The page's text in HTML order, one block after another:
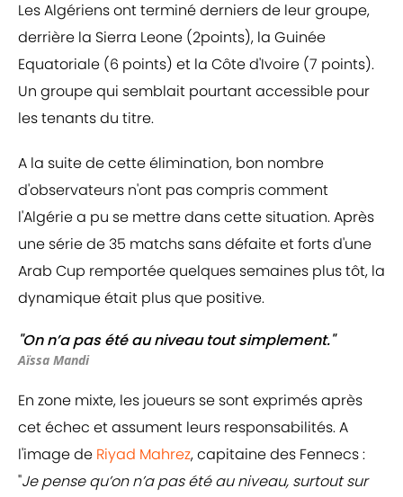
Les Algériens ont terminé derniers de leur groupe,
derrière la Sierra Leone (2points), la Guinée
Equatoriale (6 points) et la Côte d'Ivoire (7 points).
Un groupe qui semblait pourtant accessible pour
les tenants du titre.
A la suite de cette élimination, bon nombre
d'observateurs n'ont pas compris comment
l'Algérie a pu se mettre dans cette situation. Après
une série de 35 matchs sans défaite et forts d'une
Arab Cup remportée quelques semaines plus tôt, la
dynamique était plus que positive.
"On n’a pas été au niveau tout simplement."
Aïssa Mandi
En zone mixte, les joueurs se sont exprimés après
cet échec et assument leurs responsabilités. A
l'image de Riyad Mahrez, capitaine des Fennecs :
"Je pense qu’on n’a pas été au niveau, surtout sur